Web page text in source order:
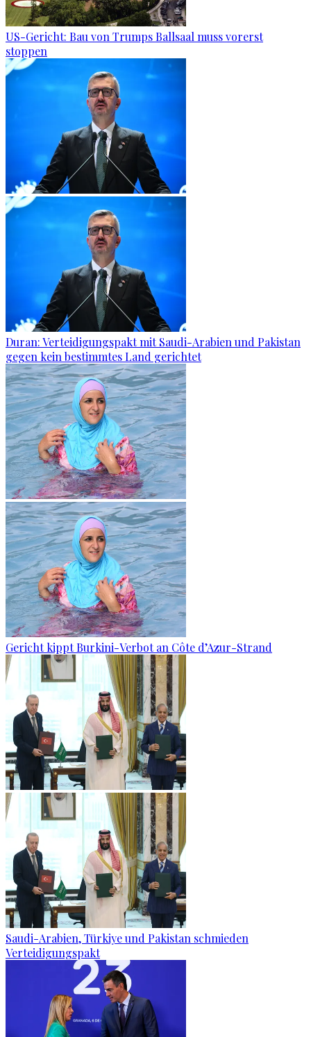
US-Gericht: Bau von Trumps Ballsaal muss vorerst
stoppen
Duran: Verteidigungspakt mit Saudi-Arabien und Pakistan
gegen kein bestimmtes Land gerichtet
Gericht kippt Burkini-Verbot an Côte d’Azur-Strand
Saudi-Arabien, Türkiye und Pakistan schmieden
Verteidigungspakt